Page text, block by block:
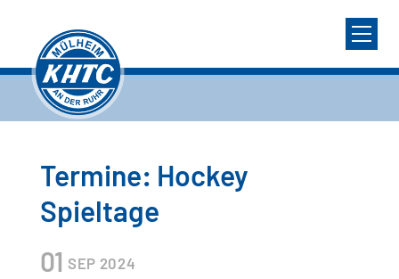
Termine: Hockey
Spieltage
01 SEP 2024